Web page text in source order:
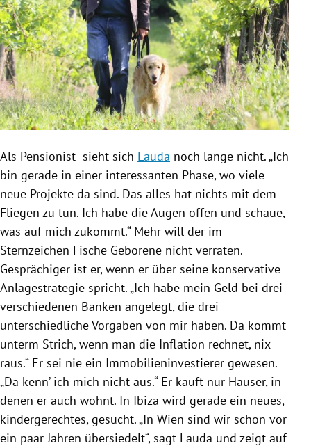
Als Pensionist sieht sich Lauda noch lange nicht. „Ich
bin gerade in einer interessanten Phase, wo viele
neue Projekte da sind. Das alles hat nichts mit dem
Fliegen zu tun. Ich habe die Augen offen und schaue,
was auf mich zukommt.“ Mehr will der im
Sternzeichen Fische Geborene nicht verraten.
Gesprächiger ist er, wenn er über seine konservative
Anlagestrategie spricht. „Ich habe mein Geld bei drei
verschiedenen Banken angelegt, die drei
unterschiedliche Vorgaben von mir haben. Da kommt
unterm Strich, wenn man die Inflation rechnet, nix
raus.“ Er sei nie ein Immobilieninvestierer gewesen.
„Da kenn’ ich mich nicht aus.“ Er kauft nur Häuser, in
denen er auch wohnt. In Ibiza wird gerade ein neues,
kindergerechtes, gesucht. „In Wien sind wir schon vor
ein paar Jahren übersiedelt“, sagt Lauda und zeigt auf